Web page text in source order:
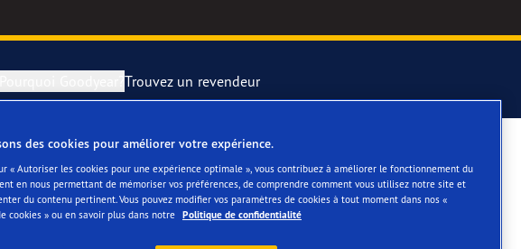
Pourquoi Goodyear?
F1 SuperSport
Trouvez un revendeur
des cookies pour améliorer votre expérience.
« Autoriser les cookies pour une expérience optimale », vous contribuez à améliorer le fonctionnement du
en nous permettant de mémoriser vos préférences, de comprendre comment vous utilisez notre site et
du contenu pertinent. Vous pouvez modifier vos paramètres de cookies à tout moment dans nos «
cookies » ou en savoir plus dans notre Politique de confidentialité